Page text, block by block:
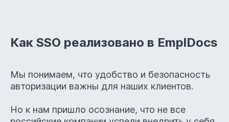
Как SSO реализовано в EmplDocs
Мы понимаем, что удобство и безопасность
авторизации важны для наших клиентов.
Но к нам пришло осознание, что не все
штата на КЭДО
том, как легко можно
перевести сотрудников на
КЭДО с Госключом